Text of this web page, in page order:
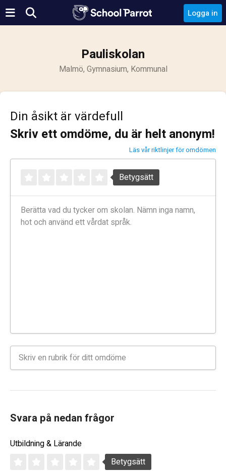
Logga in
Pauliskolan
Malmö, Gymnasium, Kommunal
Din åsikt är värdefull
Skriv ett omdöme, du är helt anonym!
Läs vår riktlinjer för omdömen
Betygsätt
Svara på nedan frågor
Utbildning & Lärande
Betygsätt